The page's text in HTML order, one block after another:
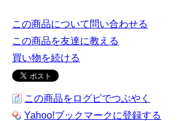
この商品について問い合わせる
この商品を友達に教える
買い物を続ける
この商品をログピでつぶやく
Yahoo!ブックマークに登録する